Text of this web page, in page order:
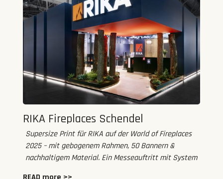
RIKA Fireplaces Schendel
Supersize Print für RIKA auf der World of Fireplaces
2025 – mit gebogenem Rahmen, 50 Bannern &
nachhaltigem Material. Ein Messeauftritt mit System